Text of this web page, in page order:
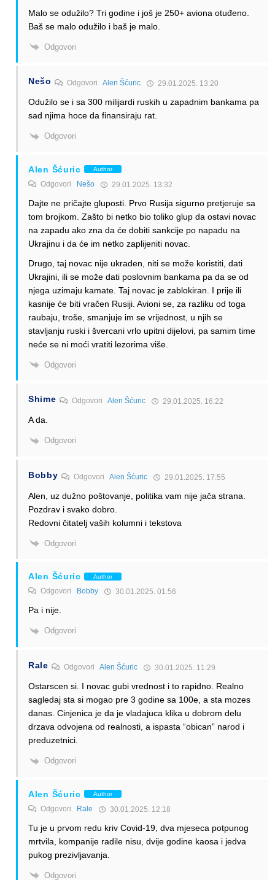
Malo se odužilo? Tri godine i još je 250+ aviona otuđeno.
Baš se malo odužilo i baš je malo.
Odgovori
Nešo Odgovori Alen Šćuric 29.01.2025. 13:20
Odužilo se i sa 300 milijardi ruskih u zapadnim bankama pa
sad njima hoce da finansiraju rat.
Odgovori
Alen Šćuric Author
Odgovori Nešo 29.01.2025. 13:32
Dajte ne pričajte gluposti. Prvo Rusija sigurno pretjeruje sa
tom brojkom. Zašto bi netko bio toliko glup da ostavi novac
na zapadu ako zna da će dobiti sankcije po napadu na
Ukrajinu i da će im netko zaplijeniti novac.
Drugo, taj novac nije ukraden, niti se može koristiti, dati
Ukrajini, ili se može dati poslovnim bankama pa da se od
njega uzimaju kamate. Taj novac je zablokiran. I prije ili
kasnije će biti vračen Rusiji. Avioni se, za razliku od toga
raubaju, troše, smanjuje im se vrijednost, u njih se
stavljanju ruski i švercani vrlo upitni dijelovi, pa samim time
neće se ni moći vratiti lezorima više.
Odgovori
Shime Odgovori Alen Šćuric 29.01.2025. 16:22
A da.
Odgovori
Bobby Odgovori Alen Šćuric 29.01.2025. 17:55
Alen, uz dužno poštovanje, politika vam nije jača strana.
Pozdrav i svako dobro.
Redovni čitatelj vaših kolumni i tekstova
Odgovori
Alen Šćuric Author
Odgovori Bobby 30.01.2025. 01:56
Pa i nije.
Odgovori
Rale Odgovori Alen Šćuric 30.01.2025. 11:29
Ostarscen si. I novac gubi vrednost i to rapidno. Realno
sagledaj sta si mogao pre 3 godine sa 100e, a sta mozes
danas. Cinjenica je da je vladajuca klika u dobrom delu
drzava odvojena od realnosti, a ispasta “obican” narod i
preduzetnici.
Odgovori
Alen Šćuric Author
Odgovori Rale 30.01.2025. 12:18
Tu je u prvom redu kriv Covid-19, dva mjeseca potpunog
mrtvila, kompanije radile nisu, dvije godine kaosa i jedva
pukog prezivljavanja.
Odgovori